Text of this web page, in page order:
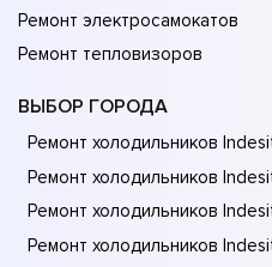
Ремонт электросамокатов
Ремонт тепловизоров
ВЫБОР ГОРОДА
Ремонт холодильников
Ремонт холодильников
Ремонт холодильников
Ремонт холодильников